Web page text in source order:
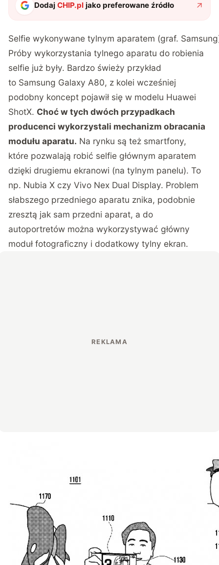
DodajCHIP.pl jako preferowane źródło
Selfie wykonywane tylnym aparatem (graf.
Próby wykorzystania tylnego aparatu do robienia
selfie już były. Bardzo świeży przykład
to Samsung Galaxy A80, z kolei wcześniej
podobny koncept pojawił się w modelu Huawei
ShotX. Choć w tych dwóch przypadkach
producenci wykorzystali mechanizm obracania
modułu aparatu. Na rynku są też smartfony,
które pozwalają robić selfie głównym aparatem
dzięki drugiemu ekranowi (na tylnym panelu). To
np. Nubia X czyVivo Nex Dual Display. Problem
słabszego przedniego aparatu znika, podobnie
zresztą jak sam przedni aparat, a do
autoportretów można wykorzystywać główny
moduł fotograficzny i dodatkowy tylny ekran.